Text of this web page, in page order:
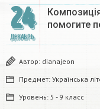
24
ДЕКАБРЬ
помогите
Автор: dianajeon
Предмет: Українська
Уровень: 5 - 9 класс